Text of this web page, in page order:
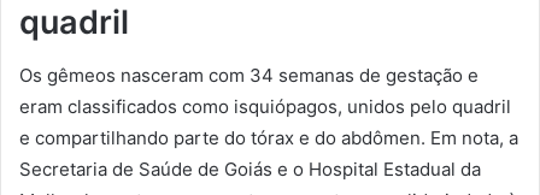
quadril
Os gêmeos nasceram com 34 semanas de gestação e
eram classificados como isquiópagos, unidos pelo quadril
e compartilhando parte do tórax e do abdômen. Em nota, a
Secretaria de Saúde de Goiás e o Hospital Estadual da